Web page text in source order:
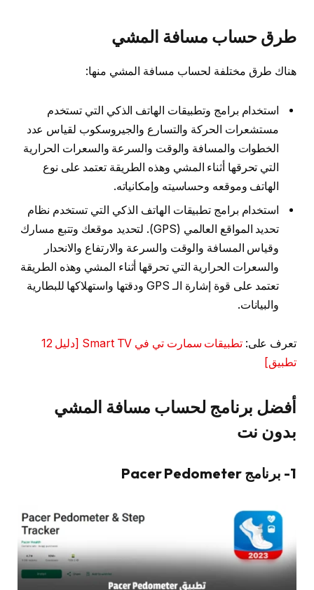
طرق حساب مسافة المشي
هناك طرق مختلفة لحساب مسافة المشي منها:
استخدام برامج وتطبيقات الهاتف الذكي التي تستخدم
مستشعرات الحركة والتسارع والجيروسكوب لقياس عدد
الخطوات والمسافة والوقت والسرعة والسعرات الحرارية
التي تحرقها أثناء المشي وهذه الطريقة تعتمد على نوع
الهاتف وموقعه وحساسيته وإمكانياته.
استخدام برامج تطبيقات الهاتف الذكي التي تستخدم نظام
تحديد المواقع العالمي (GPS). لتحديد موقعك وتتبع مسارك
وقياس المسافة والوقت والسرعة والارتفاع والانحدار
والسعرات الحرارية التي تحرقها أثناء المشي وهذه الطريقة
تعتمد على قوة إشارة الـ GPS ودقتها واستهلاكها للبطارية
والبيانات.
تعرف على:
تطبيقات سمارت تي في Smart TV [دليل 12
تطبيق]
أفضل برنامج لحساب مسافة المشي
بدون نت
1- برنامج Pacer Pedometer